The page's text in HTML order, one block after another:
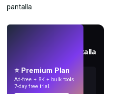
Crea fondos de pantalla
⭐ Premium Plan
Ad-free + 8K + bulk tools.
7-day free trial.